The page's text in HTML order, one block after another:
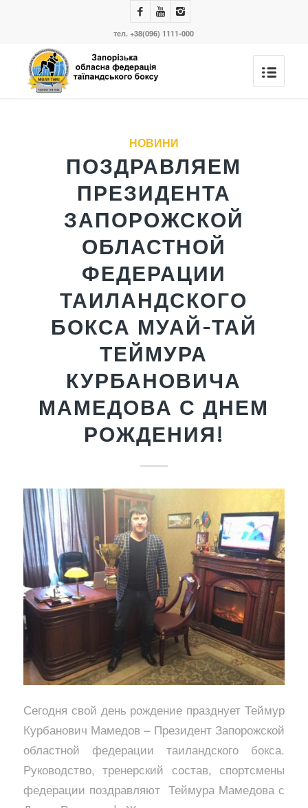
тел. +38(096) 1111-000
НОВИНИ
ПОЗДРАВЛЯЕМ
ПРЕЗИДЕНТА
ЗАПОРОЖСКОЙ
ОБЛАСТНОЙ
ФЕДЕРАЦИИ
ТАИЛАНДСКОГО
БОКСА МУАЙ-ТАЙ
ТЕЙМУРА
КУРБАНОВИЧА
МАМЕДОВА С ДНЕМ
РОЖДЕНИЯ!
Сегодня свой день рождение празднует Теймур
Курбанович Мамедов – Президент Запорожской
областной федерации таиландского бокса.
Руководство, тренерский состав, спортсмены
федерации поздравляют Теймура Мамедова с